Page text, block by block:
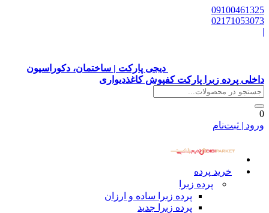
09100461325
02171053073
|
دیجی پارکت | ساختمان، دکوراسیون
داخلی پرده زبرا پارکت کفپوش کاغذدیواری
0
ورود | ثبت‌نام
خرید پرده
پرده زبرا
پرده زبرا ساده و ارزان
پرده زبرا جدید